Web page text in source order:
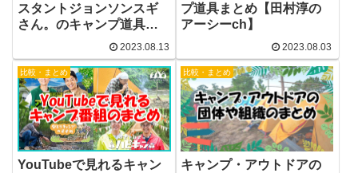
スタントジョンソンスギ
さん。のキャンプ道具ま
2023.08.13
プ道具まとめ【田村淳の
アーシーch】
2023.08.03
比較・まとめ
YouTubeで見れるキャン
比較・まとめ
キャンプ・アウトドアの